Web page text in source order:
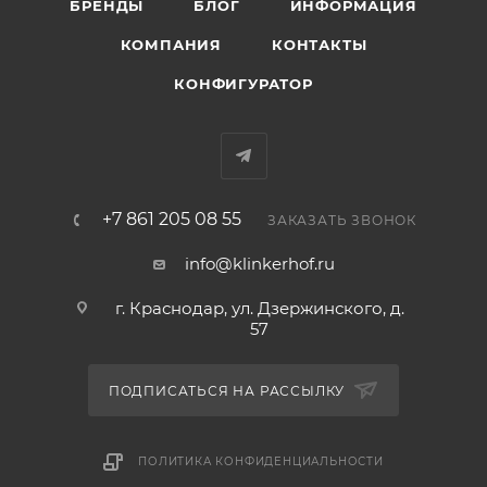
клинкерным кирпичом.
БРЕНДЫ БЛОГ ИНФОРМАЦИЯ
КОМПАНИЯ КОНТАКТЫ
КОНФИГУРАТОР
+7 861 205 08 55 ЗАКАЗАТЬ ЗВОНОК
info@klinkerhof.ru
г. Краснодар, ул. Дзержинского, д.
57
ПОДПИСАТЬСЯ НА РАССЫЛКУ
ПОЛИТИКА КОНФИДЕНЦИАЛЬНОСТИ